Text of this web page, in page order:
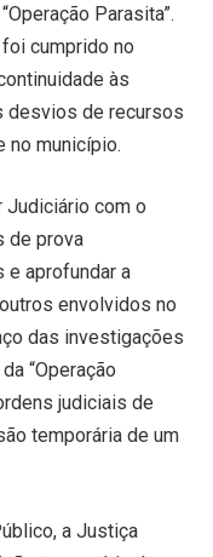
Parasita”.
cumprido no
às
desvios de recursos
no município.
Judiciário com o
de prova
aprofundar a
envolvidos no
das investigações
“Operação
judiciais de
temporária de um
a Justiça